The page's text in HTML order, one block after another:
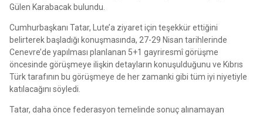
Gülen Karabacak bulundu.
Cumhurbaşkanı Tatar, Lute’a ziyaret için teşekkür ettiğini
belirterek başladığı konuşmasında, 27-29 Nisan tarihlerinde
Cenevre’de yapılması planlanan 5+1 gayriresmî görüşme
öncesinde görüşmeye ilişkin detayların konuşulduğunu ve Kıbrıs
Türk tarafının bu görüşmeye de her zamanki gibi tüm iyi niyetiyle
katılacağını söyledi.
Tatar, daha önce federasyon temelinde sonuç alınamayan